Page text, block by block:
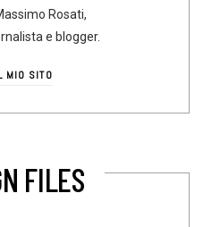
Rosati,
e blogger.
MIO SITO
FILES